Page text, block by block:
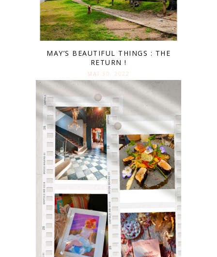
MAY’S BEAUTIFUL THINGS : THE
RETURN !
MAI 30. 2022